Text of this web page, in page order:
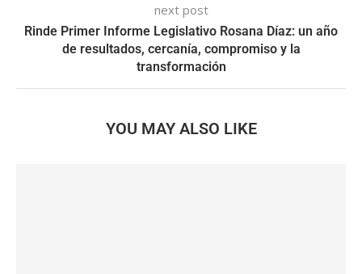
next post
Rinde Primer Informe Legislativo Rosana Díaz: un año
de resultados, cercanía, compromiso y la
transformación
YOU MAY ALSO LIKE